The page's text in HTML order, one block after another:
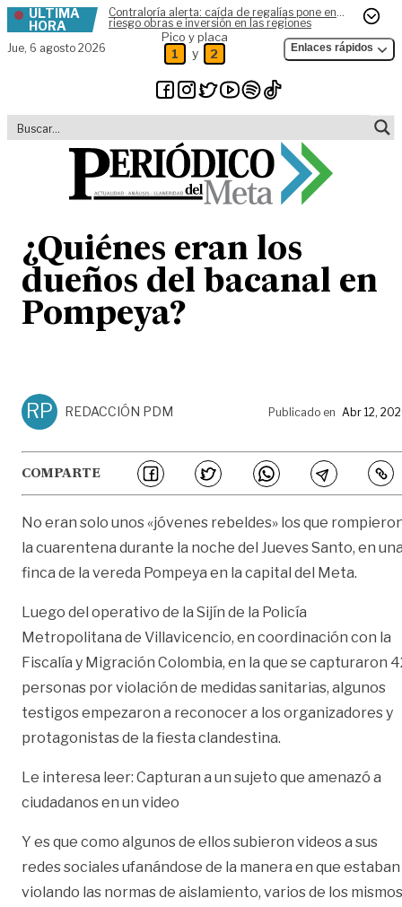
Skip to content
ÚLTIMA
HORA
Contraloría alerta: caída de regalías pone en
riesgo obras e inversión en las regiones
Jue, 6 agosto 2026
Pico y placa
1 y 2 Enlaces rápidos
¿Quiénes eran los
dueños del bacanal en
Pompeya?
RP REDACCIÓN PDM Publicado en Abr 12,
COMPARTE
No eran solo unos «jóvenes rebeldes» los que
la cuarentena durante la noche del Jueves Santo, en
finca de la vereda Pompeya en la capital del Meta.
Luego del operativo de la Sijín de la Policía
Metropolitana de Villavicencio, en coordinación con la
Fiscalía y Migración Colombia, en la que se capturaron
personas por violación de medidas sanitarias, algunos
testigos empezaron a reconocer a los organizadores y
protagonistas de la fiesta clandestina.
Le interesa leer: Capturan a un sujeto que amenazó a
ciudadanos en un video
Y es que como algunos de ellos subieron videos a sus
redes sociales ufanándose de la manera en que estaban
violando las normas de aislamiento, varios de los mismos